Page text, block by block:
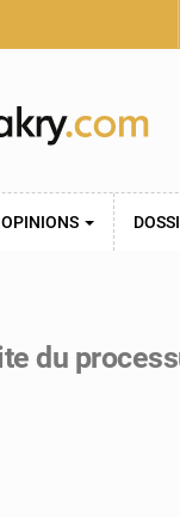
OPINIONS
du